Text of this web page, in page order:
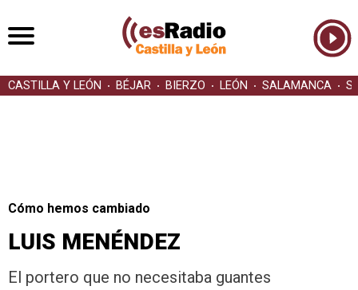
CASTILLA Y LEÓN BÉJAR BIERZO LEÓN SALAMANCA
Cómo hemos cambiado
LUIS MENÉNDEZ
El portero que no necesitaba guantes